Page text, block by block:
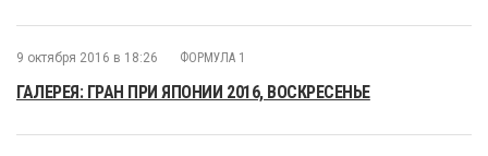
9 октября 2016 в 18:26 ФОРМУЛА 1
ГАЛЕРЕЯ: ГРАН ПРИ ЯПОНИИ 2016, ВОСКРЕСЕНЬЕ